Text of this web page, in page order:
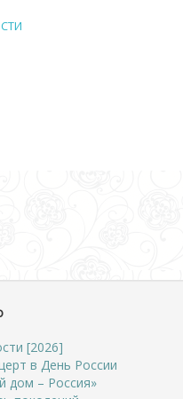
[2026]
в День России
дом – Россия»